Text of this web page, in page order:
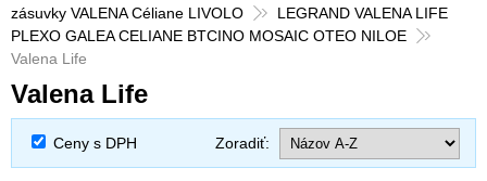
zásuvky VALENA Céliane LIVOLO
LEGRAND VALENA LIFE
PLEXO GALEA CELIANE BTCINO MOSAIC OTEO NILOE
Valena Life
Valena Life
Ceny s DPH Zoradiť: